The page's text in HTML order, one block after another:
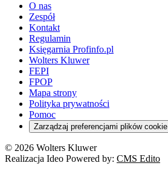
O nas
Zespół
Kontakt
Regulamin
Księgarnia Profinfo.pl
Wolters Kluwer
FEPI
FPOP
Mapa strony
Polityka prywatności
Pomoc
Zarządzaj preferencjami plików cookie
© 2026 Wolters Kluwer
Realizacja Ideo Powered by: CMS Edito